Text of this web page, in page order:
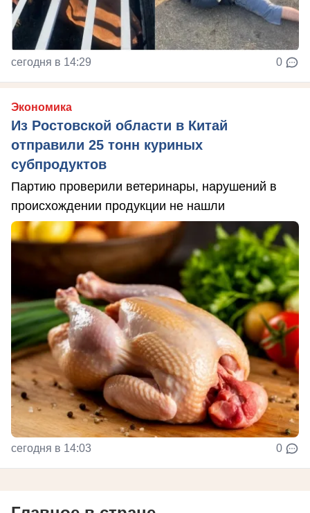
сегодня в 14:29 0
Экономика
Из Ростовской области в Китай
отправили 25 тонн куриных
субпродуктов
Партию проверили ветеринары, нарушений в
происхождении продукции не нашли
сегодня в 14:03 0